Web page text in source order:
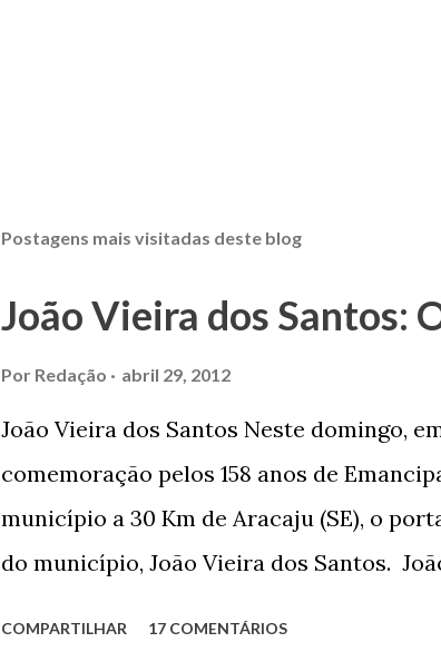
Postagens mais visitadas deste blog
João Vieira dos Santos:
Por Redação abril 29, 2012
João Vieira dos Santos Neste domingo,
comemoração pelos 158 anos de
município a 30 Km de Aracaju (SE), o
do município, João Vieira dos Santos.
COMPARTILHAR 17 COMENTÁRIOS